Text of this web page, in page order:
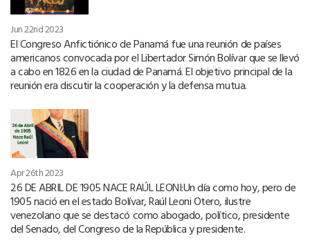
Jun 22nd 2023
El Congreso Anfictiónico de Panamá fue una reunión de países
americanos convocada por el Libertador Simón Bolívar que se llevó
a cabo en 1826 en la ciudad de Panamá. El objetivo principal de la
reunión era discutir la cooperación y la defensa mutua.
Apr 26th 2023
26 DE ABRIL DE 1905 NACE RAÚL LEONI:Un día como hoy, pero de
1905 nació en el estado Bolívar, Raúl Leoni Otero, ilustre
venezolano que se destacó como abogado, político, presidente
del Senado, del Congreso de la República y presidente.